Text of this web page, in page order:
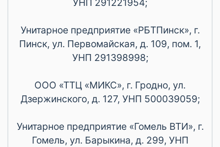
УНП 291221954;
Унитарное предприятие «РБТПинск», г.
Пинск, ул. Первомайская, д. 109, пом. 1,
УНП 291398998;
ООО «ТТЦ «МИКС», г. Гродно, ул.
Дзержинского, д. 127, УНП 500039059;
Унитарное предприятие «Гомель ВТИ», г.
Гомель, ул. Барыкина, д. 299, УНП